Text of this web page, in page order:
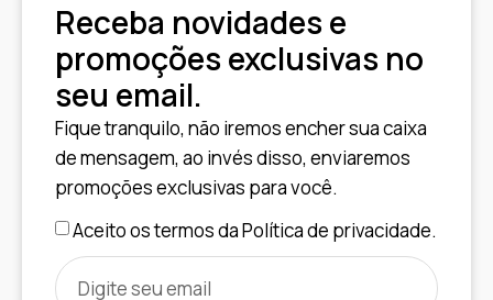
Receba novidades e
promoções exclusivas no
seu email.
Fique tranquilo, não iremos encher sua caixa
de mensagem, ao invés disso, enviaremos
promoções exclusivas para você.
Aceito os termos da Política de privacidade.